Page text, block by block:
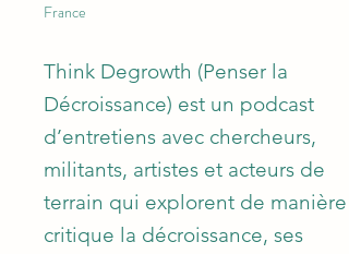
France
Think Degrowth (Penser la
Décroissance) est un podcast
d’entretiens avec chercheurs,
militants, artistes et acteurs de
terrain qui explorent de manière
critique la décroissance, ses